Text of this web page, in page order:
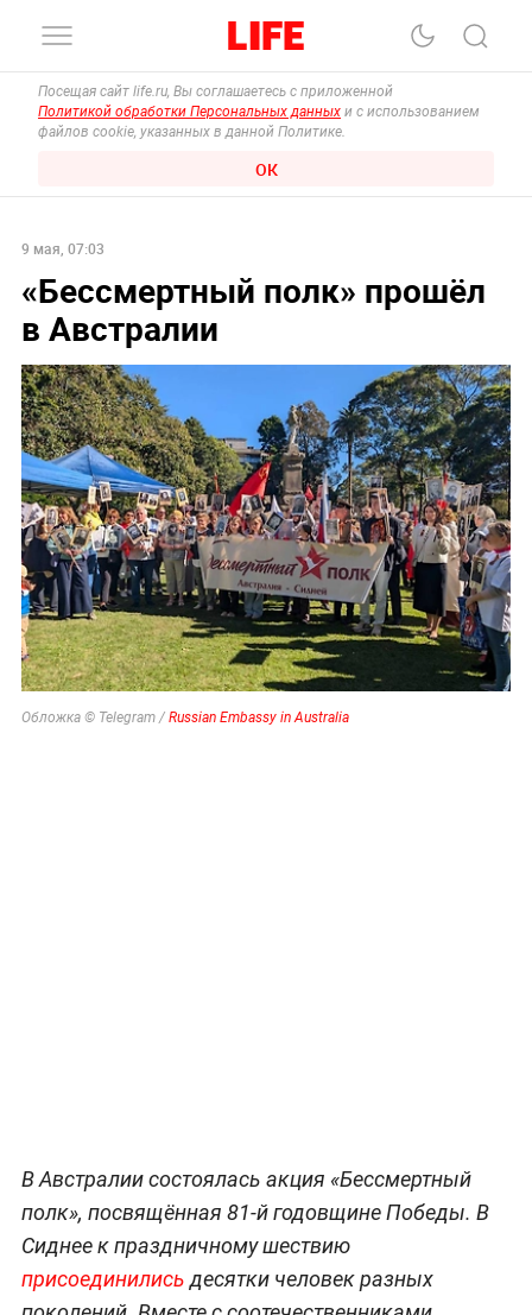
Посещая сайт life.ru, Вы соглашаетесь с приложенной
Политикой обработки Персональных данных и с использованием
файлов cookie, указанных в данной Политике.
ОК
9 мая, 07:03
«Бессмертный полк» прошёл
в Австралии
Обложка © Telegram / Russian Embassy in Australia
В Австралии состоялась акция «Бессмертный
полк», посвящённая 81-й годовщине Победы. В
Сиднее к праздничному шествию
присоединились десятки человек разных